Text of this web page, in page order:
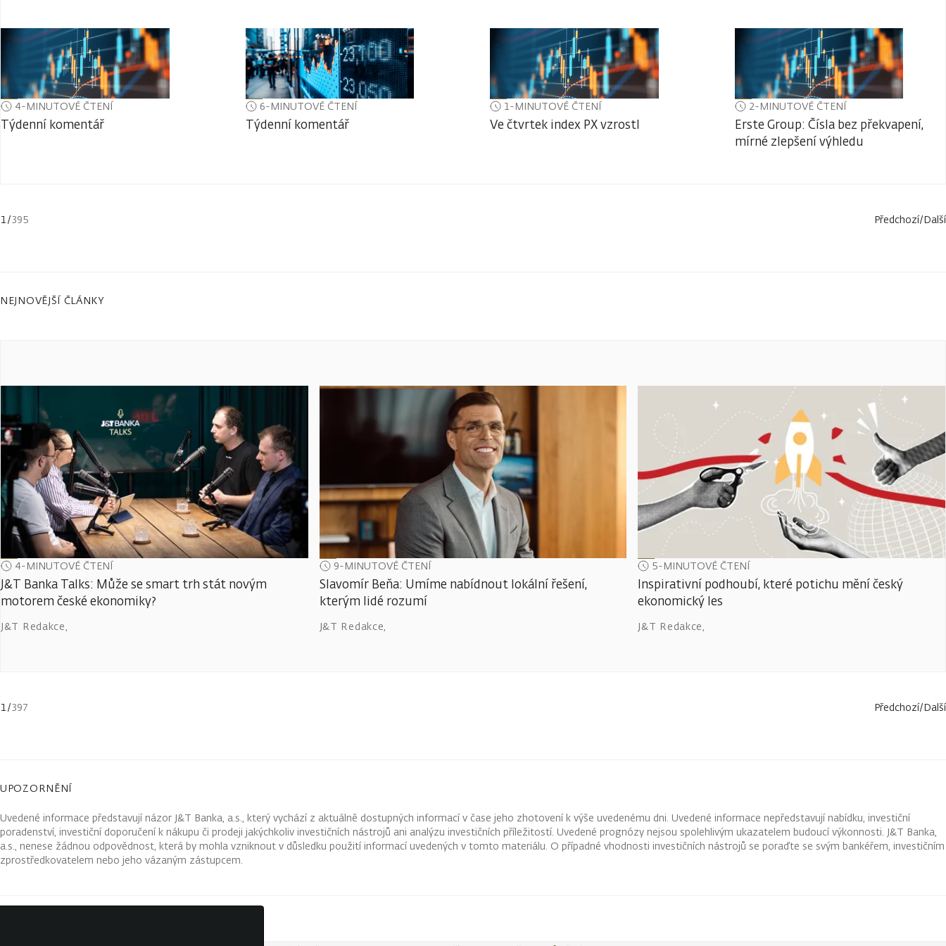
4-MINUTOVÉ ČTENÍ
Týdenní komentář
6-MINUTOVÉ ČTENÍ
Týdenní komentář
1-MINUTOVÉ ČTENÍ
Ve čtvrtek index PX vzrostl
2-MINUTOVÉ ČTENÍ
Erste Group: Čísla bez překvapení,
mírné zlepšení výhledu
1 /395 Předchozí/Další
NEJNOVĚJŠÍ ČLÁNKY
4-MINUTOVÉ ČTENÍ
J&T Banka Talks: Může se smart trh stát novým
motorem české ekonomiky?
J&T Redakce,
9-MINUTOVÉ ČTENÍ
Slavomír Beňa: Umíme nabídnout lokální řešení,
kterým lidé rozumí
J&T Redakce,
5-MINUTOVÉ ČTENÍ
Inspirativní podhoubí, které potichu mění český
ekonomický les
J&T Redakce,
1/397 Předchozí/Další
UPOZORNĚNÍ
Uvedené informace představují názor J&T Banka, a.s., který vychází z aktuálně dostupných informací v čase jeho zhotovení k výše uvedenému dni. Uvedené informace nepředstavují nabídku, investiční
poradenství, investiční doporučení k nákupu či prodeji jakýchkoliv investičních nástrojů ani analýzu investičních příležitostí. Uvedené prognózy nejsou spolehlivým ukazatelem budoucí výkonnosti. J&T Banka,
a.s., nenese žádnou odpovědnost, která by mohla vzniknout v důsledku použití informací uvedených v tomto materiálu. O případné vhodnosti investičních nástrojů se poraďte se svým bankéřem, investičním
zprostředkovatelem nebo jeho vázaným zástupcem.